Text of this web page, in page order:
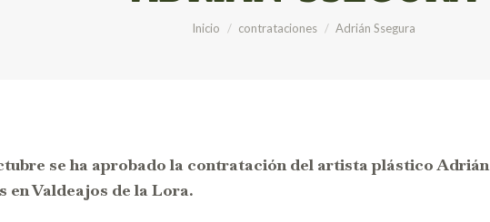
Estás aquí:
Inicio contrataciones Adrián Ssegura
se ha aprobado la contratación del artista plástico Adrián
en Valdeajos de la Lora.